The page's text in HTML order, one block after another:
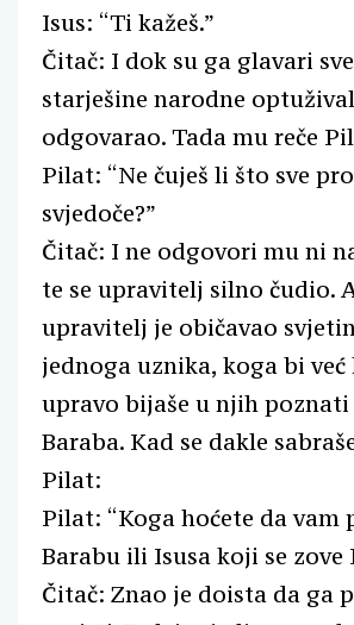
Isus: “Ti kažeš.”
Čitač: I dok su ga glavari
starješine narodne
odgovarao. Tada mu reče
Pilat: “Ne čuješ li što sve
svjedoče?”
Čitač: I ne odgovori mu ni
te se upravitelj silno čudio.
upravitelj je običavao
jednoga uznika, koga bi
upravo bijaše u njih
Baraba. Kad se dakle
Pilat:
Pilat: “Koga hoćete da vam
Barabu ili Isusa koji se zove
Čitač: Znao je doista da ga